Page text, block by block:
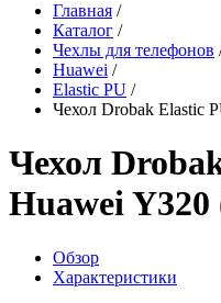
Главная /
Каталог /
Чехлы для телефонов
Huawei /
Elastic PU /
Чехол Drobak Elastic
Чехол
Huawei
Обзор
Характеристики